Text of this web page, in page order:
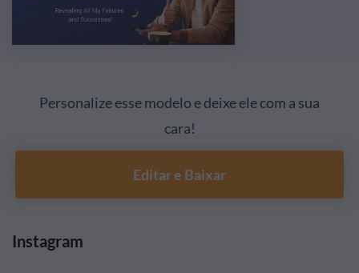
Personalize esse modelo e deixe ele com a sua
cara!
Editar e Baixar
Instagram